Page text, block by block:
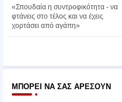
ter
«Σπουδαία η συντροφικότητα - να
φτάνεις στο τέλος και να έχεις
χορτάσει από αγάπη»
ΜΠΟΡΕΊ ΝΑ ΣΑΣ ΑΡΈΣΟΥΝ